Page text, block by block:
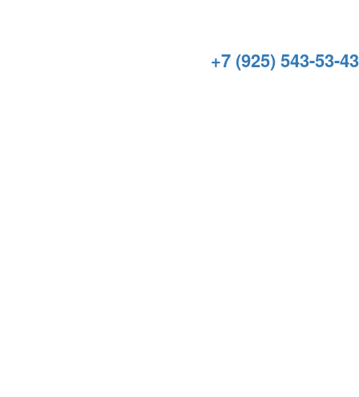
+7 (925) 543-53-43